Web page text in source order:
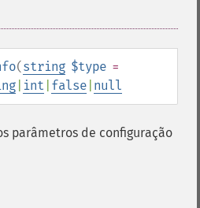
(string $type =
int false null
parâmetros de configuração